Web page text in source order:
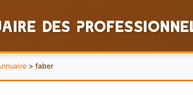
des
> faber